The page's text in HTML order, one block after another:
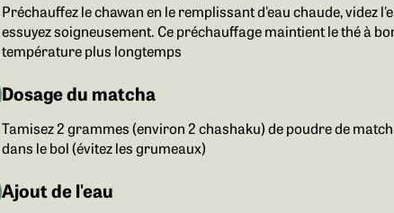
Préchauffez le chawan en le remplissant d'eau chaude, videz
essuyez soigneusement. Ce préchauffage maintient le thé à
température plus longtemps
Dosage du matcha
Tamisez 2 grammes (environ 2 chashaku) de poudre de
dans le bol (évitez les grumeaux)
Ajout de l'eau